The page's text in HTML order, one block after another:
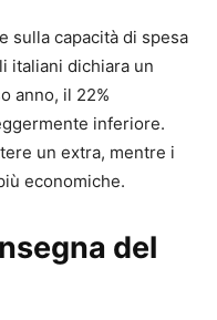
sulla capacità di spesa
italiani dichiara un
anno, il 22%
inferiore.
un extra, mentre i
economiche.
del